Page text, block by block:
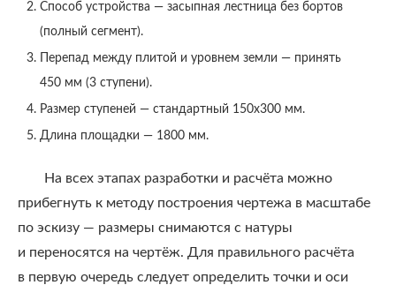
Способ устройства — засыпная лестница без бортов
(полный сегмент).
Перепад между плитой и уровнем земли — принять
450 мм (3 ступени).
Размер ступеней — стандартный 150х300 мм.
Длина площадки — 1800 мм.
На всех этапах разработки и расчёта можно
прибегнуть к методу построения чертежа в масштабе
по эскизу — размеры снимаются с натуры
и переносятся на чертёж. Для правильного расчёта
в первую очередь следует определить точки и оси